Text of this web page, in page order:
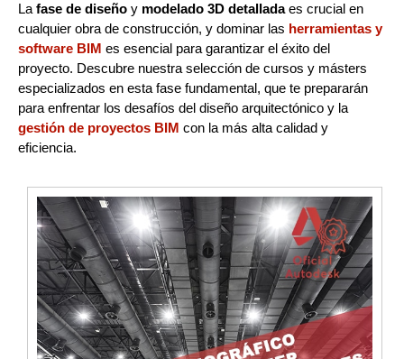
La fase de diseño y modelado 3D detalladaes crucial en
cualquier obra de construcción, y dominar las herramientas y
software BIM es esencial para garantizar el éxito del
proyecto. Descubre nuestra selección de cursos y másters
especializados en esta fase fundamental, que te prepararán
para enfrentar los desafíos del diseño arquitectónico y la
gestión de proyectos BIM con la más alta calidad y
eficiencia.